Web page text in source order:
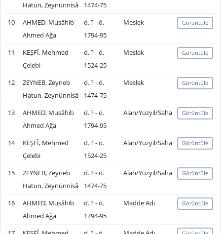
Hatun, Zeynünnisâ
1474-75
10
AHMED, Musâhib
Ahmed Ağa
d. ? - ö.
1794-95
Meslek Görüntüle
11
KEŞFÎ, Mehmed
Çelebi
d. ? - ö.
1524-25
Meslek Görüntüle
12
ZEYNEB, Zeyneb
Hatun, Zeynünnisâ
d. ? - ö.
1474-75
Meslek Görüntüle
13
AHMED, Musâhib
Ahmed Ağa
d. ? - ö.
1794-95
Alan/Yüzyıl/Saha Görüntüle
14
KEŞFÎ, Mehmed
Çelebi
d. ? - ö.
1524-25
Alan/Yüzyıl/Saha Görüntüle
15
ZEYNEB, Zeyneb
Hatun, Zeynünnisâ
d. ? - ö.
1474-75
Alan/Yüzyıl/Saha Görüntüle
16
AHMED, Musâhib
Ahmed Ağa
d. ? - ö.
1794-95
Madde Adı Görüntüle